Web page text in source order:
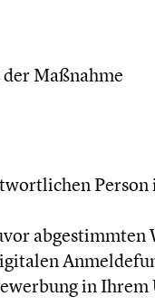
Maßnahme
Person
abgestimmten
in Ihrem